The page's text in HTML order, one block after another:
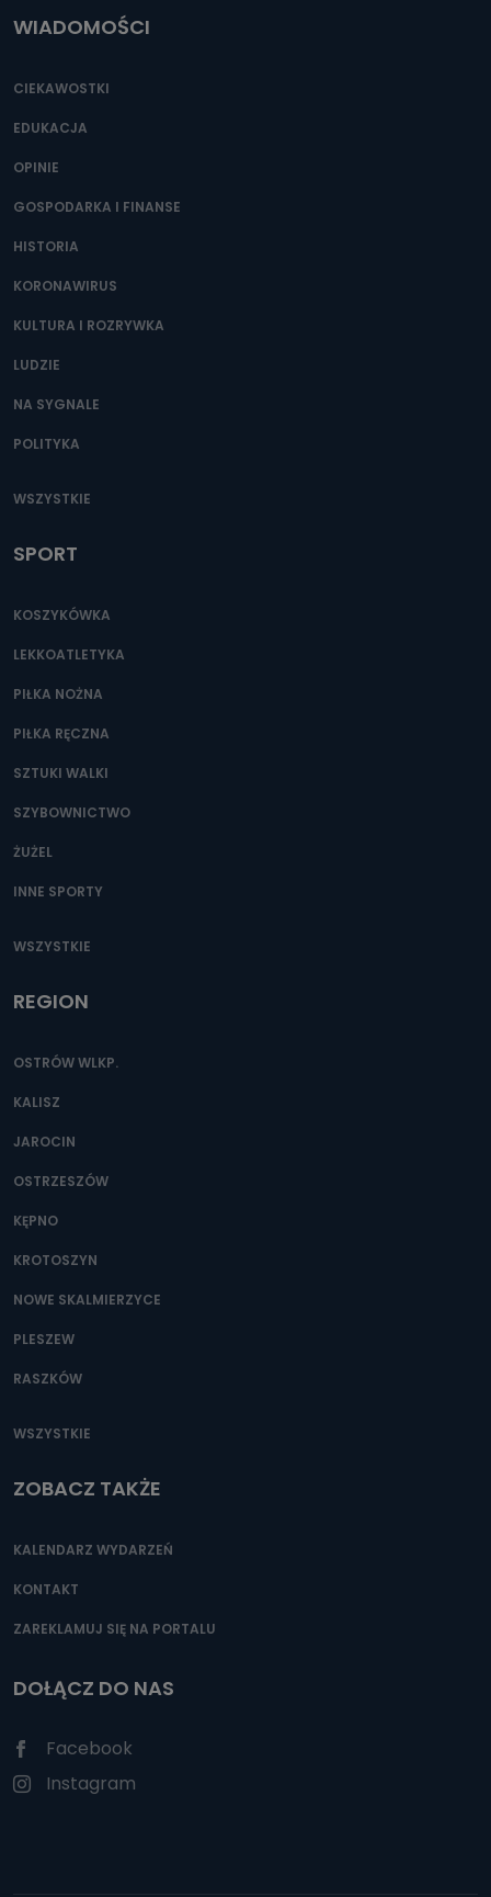
WIADOMOŚCI
CIEKAWOSTKI
EDUKACJA
OPINIE
GOSPODARKA I FINANSE
HISTORIA
KORONAWIRUS
KULTURA I ROZRYWKA
LUDZIE
NA SYGNALE
POLITYKA
WSZYSTKIE
SPORT
KOSZYKÓWKA
LEKKOATLETYKA
PIŁKA NOŻNA
PIŁKA RĘCZNA
SZTUKI WALKI
SZYBOWNICTWO
ŻUŻEL
INNE SPORTY
WSZYSTKIE
REGION
OSTRÓW WLKP.
KALISZ
JAROCIN
OSTRZESZÓW
KĘPNO
KROTOSZYN
NOWE SKALMIERZYCE
PLESZEW
RASZKÓW
WSZYSTKIE
ZOBACZ TAKŻE
KALENDARZ WYDARZEŃ
KONTAKT
ZAREKLAMUJ SIĘ NA PORTALU
DOŁĄCZ DO NAS
Facebook
Instagram